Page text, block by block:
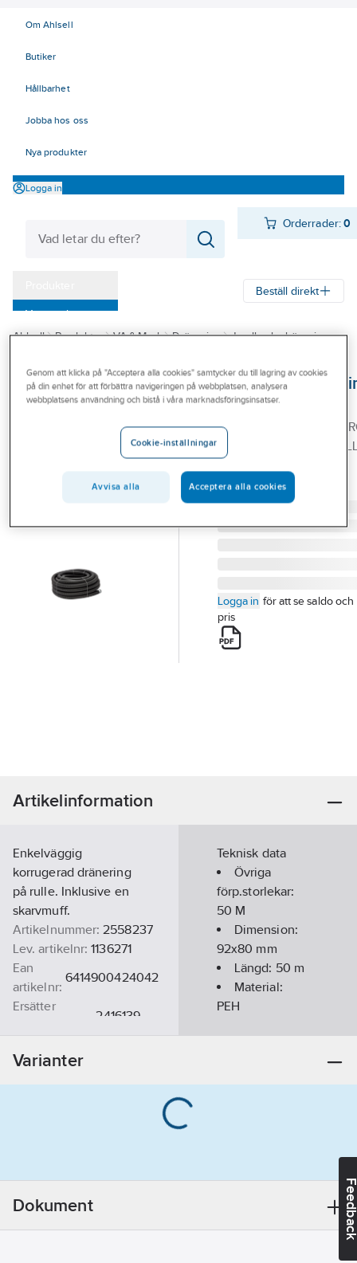
Om Ahlsell
Butiker
Hållbarhet
Jobba hos oss
Nya produkter
Logga in
Orderrader:0
Varumärken
Outlet
Branscher
Beställ direkt
Ahlsell Produkter VA & Mark Dränering Jordbruksdränering
PEH
92/80 PE
STANDARD, SVART,
Artikelnummer:
Lev. artikelnr: 1136271
Logga in för att se saldo och
pris
Artikelinformation
Enkelväggig
korrugerad dränering
på rulle. Inklusive en
skarvmuff.
Artikelnummer: 2558237
Lev. artikelnr: 1136271
Ean
artikelnr:
6414900424042
Ersätter
2416139
Teknisk data
Övriga
förp.storlekar:
50 M
Dimension:
92x80 mm
Längd: 50 m
Material:
PEH
Utförande:
Nej
Varianter
Dokument
Genom att klicka på "Acceptera alla cookies" samtycker du till lagring av cookies
på din enhet för att förbättra navigeringen på webbplatsen, analysera
webbplatsens användning och bistå i våra marknadsföringsinsatser.
Cookie-inställningar
Avvisa alla Acceptera alla cookies